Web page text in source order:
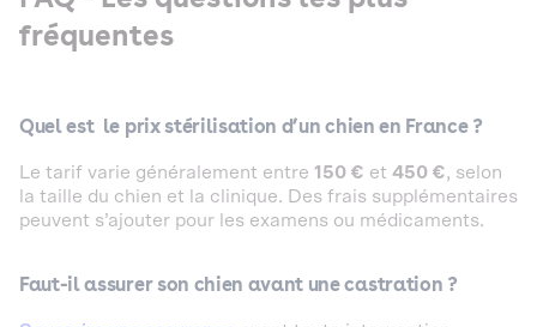
fréquentes
Quel est le prix stérilisation d’un chien en France ?
Le tarif varie généralement entre 150 € et 450 €, selon
la taille du chien et la clinique. Des frais supplémentaires
peuvent s’ajouter pour les examens ou médicaments.
Faut-il assurer son chien avant une castration ?